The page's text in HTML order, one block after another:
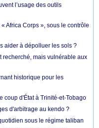
l’usage des outils
Africa Corps », sous le contrôle
aider à dépolluer les sols ?
recherché, mais vulnérable aux
historique pour les
coup d'État à Trinité-et-Tobago
d'arbitrage au kendo ?
sous le régime taliban